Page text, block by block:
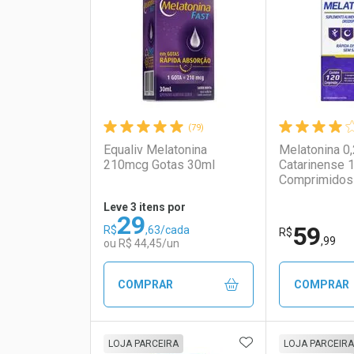
Ativar Desconto
Comprar sem Desconto
Comprar sem Desconto
Ativar
Comprar
Comprar
(79)
Equaliv Melatonina
210mcg Gotas 30ml
Leve 3 itens por
R$29,63/cada
ou R$ 44,45/un
COMPRAR
FECHAR
FECHAR
Melatonina
Catarinense
Comprimidos
R$59,99
COMPRAR
LOJA PARCEIRA ADICIONAR AOS
LOJA PARCEIRA